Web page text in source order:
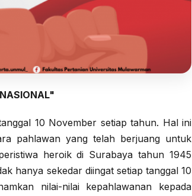
10 November setiap tahun. Hal ini
pahlawan yang telah berjuang untuk
heroik di Surabaya tahun 1945
hanya sekedar diingat setiap tanggal 10
nilai-nilai kepahlawanan kepada